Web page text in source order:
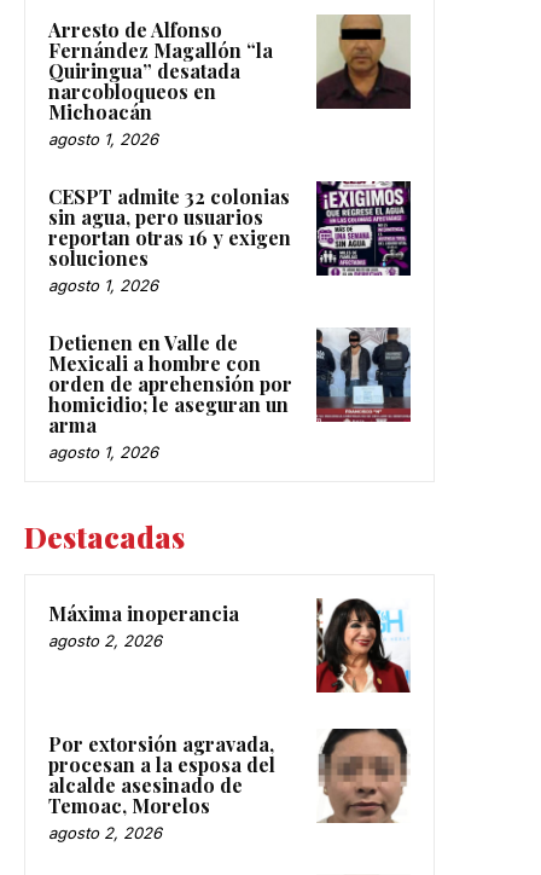
Arresto de Alfonso
Fernández Magallón “la
Quiringua” desatada
narcobloqueos en
Michoacán
agosto 1, 2026
CESPT admite 32 colonias
sin agua, pero usuarios
reportan otras 16 y exigen
soluciones
agosto 1, 2026
Detienen en Valle de
Mexicali a hombre con
orden de aprehensión por
homicidio; le aseguran un
arma
agosto 1, 2026
Destacadas
Máxima inoperancia
agosto 2, 2026
Por extorsión agravada,
procesan a la esposa del
alcalde asesinado de
Temoac, Morelos
agosto 2, 2026